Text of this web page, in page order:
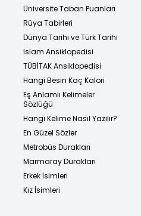
Üniversite Taban Puanları
Rüya Tabirleri
Dünya Tarihi ve Türk Tarihi
İslam Ansiklopedisi
TÜBİTAK Ansiklopedisi
Hangi Besin Kaç Kalori
Eş Anlamlı Kelimeler
Sözlüğü
Hangi Kelime Nasıl Yazılır?
En Güzel Sözler
Metrobüs Durakları
Marmaray Durakları
Erkek İsimleri
Kız İsimleri